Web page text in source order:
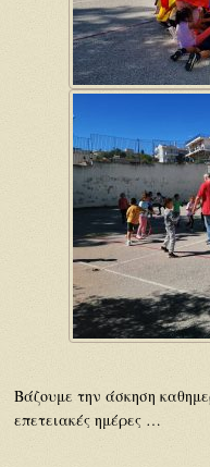
Βάζουμε την άσκηση
επετειακές ημέρες …